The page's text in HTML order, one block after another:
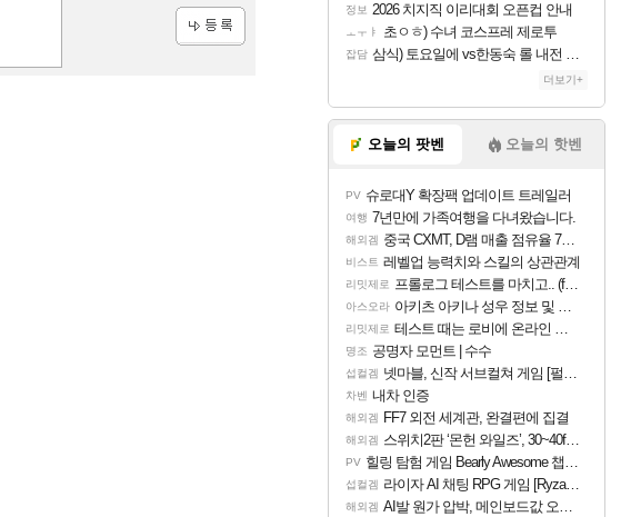
정보 2026 치지직 이리대회 오픈컵 안내
ㅗㅜㅑ 초ㅇㅎ) 수녀 코스프레 제로투
잡담 삼식) 토요일에 vs한동숙 롤 내전 예정
더보기+
오늘의 팟벤 오늘의 핫벤
PV 슈로대Y 확장팩 업데이트 트레일러
여행 7년만에 가족여행을 다녀왔습니다.
해외겜 중국 CXMT, D램 매출 점유율 7%…글로벌 4위로 부상
비스트 레벨업 능력치와 스킬의 상관관계
리밋제로 프롤로그 테스트를 마치고.. (feat. 리아)
아스오라 아키츠 아키나 성우 정보 및 주요 필모
리밋제로 테스트 때는 로비에 온라인 기능이 있는데
명조 공명자 모먼트 | 수수
섭컬겜 넷마블, 신작 서브컬쳐 게임 [펄 인 블루] 티저 사이트 오픈
차벤 내차 인증
해외겜 FF7 외전 세계관, 완결편에 집결
해외겜 스위치2판 ‘몬헌 와일즈’, 30~40fps 목표 추정
PV 힐링 탐험 게임 Bearly Awesome 챕터 1 트레일러
섭컬겜 라이자 AI 채팅 RPG 게임 [RyzaChat: AI] 공개
해외겜 AI발 원가 압박, 메인보드값 오르나